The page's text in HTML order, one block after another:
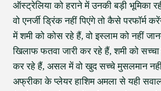
ऑस्ट्रेलिया को हराने में उनकी बड़ी भूमिका
वो एनर्जी ड्रिंक नहीं पिएंगे तो कैसे परफॉर्म
में शमी को कोस रहे हैं, वो इस्लाम को नहीं
खिलाफ फतवा जारी कर रहे हैं, शमी को
कर रहे हैं, असल में वो खुद सच्चे मुसलमान
अफ्रीका के प्लेयर हाशिम अमला से यही